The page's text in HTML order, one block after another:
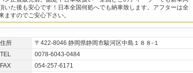
いた後も安心です！日本全国何処へでも納車致します。アフターは全
ますのでご安心下さい。
住所
〒422-8046 静岡県静岡市駿河区中島１８８‐１
TEL
0078-6043-0484
FAX
054-257-6171